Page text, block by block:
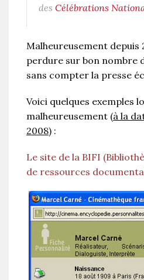
des Célébrations
Malheureusement depuis
perdure sur bon nombre
sans compter la presse
Voici quelques exemples
malheureusement (à la
2008) :
Le site de la BIFI
de ressources